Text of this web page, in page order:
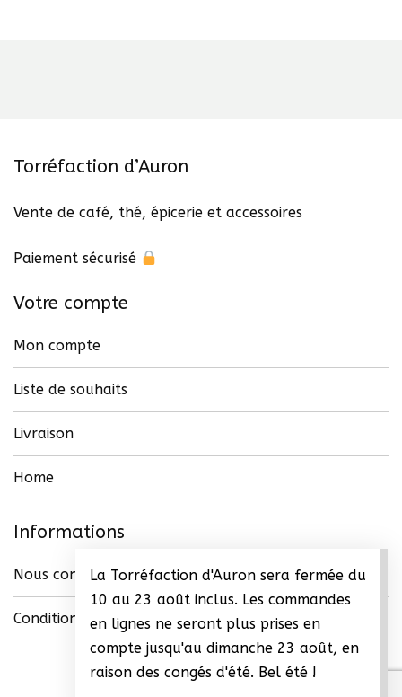
La Torréfaction d'Auron sera fermée du
10 au 23 août inclus. Les commandes
en lignes ne seront plus prises en
compte jusqu'au dimanche 23 août, en
raison des congés d'été. Bel été !
Torréfaction d’Auron
Vente de café, thé, épicerie et accessoires
Paiement sécurisé
Votre compte
Mon compte
Liste de souhaits
Livraison
Home
Informations
Nous contacter
Conditions générales de vente (CGV)